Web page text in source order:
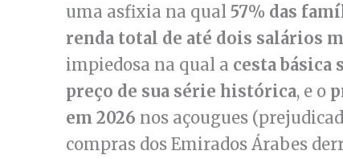
uma asfixia na qual 57% das
renda total de até dois salários
impiedosa na qual a cesta básica
preço de sua série histórica, e o
em 2026 nos açougues
compras dos Emirados Árabes